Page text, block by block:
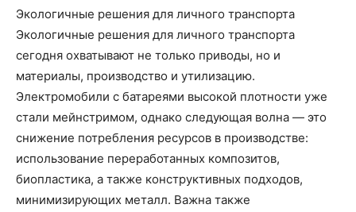
Экологичные решения для личного транспорта
Экологичные решения для личного транспорта
сегодня охватывают не только приводы, но и
материалы, производство и утилизацию.
Электромобили с батареями высокой плотности уже
стали мейнстримом, однако следующая волна — это
снижение потребления ресурсов в производстве:
использование переработанных композитов,
биопластика, а также конструктивных подходов,
минимизирующих металл. Важна также